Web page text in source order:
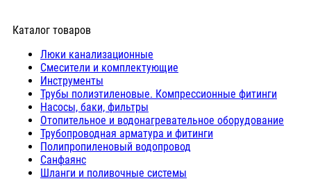
Каталог товаров
Люки канализационные
Cмесители и комплектующие
Инструменты
Трубы полиэтиленовые. Компрессионные фитинги
Насосы, баки, фильтры
Отопительное и водонагревательное оборудование
Трубопроводная арматура и фитинги
Полипропиленовый водопровод
Санфаянс
Шланги и поливочные системы